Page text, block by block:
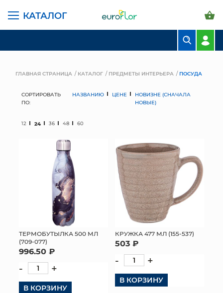
КАТАЛОГ
ГОРШКИ И КАШПО
ГРУНТЫ И УДОБРЕНИЯ
ПРЕДМЕТЫ ИНТЕРЬЕРА
МЯГКИЕ ИГРУШКИ
КОРЗИНЫ
ЯЩИКИ
ГЛАВНАЯ СТРАНИЦА КАТАЛОГ ПРЕДМЕТЫ ИНТЕРЬЕРА ПОСУДА
СОРТИРОВАТЬ
ПО:
НАЗВАНИЮ ЦЕНЕ
НОВИЗНЕ (СНАЧАЛА
НОВЫЕ)
12 24 36 48 60
ТЕРМОБУТЫЛКА 500 МЛ
(709-077)
996.50 ₽
- +
В КОРЗИНУ
КРУЖКА 477 МЛ (155-537)
503 ₽
- +
В КОРЗИНУ